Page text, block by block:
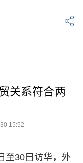
关系符合两
15:52
至30日访华，外